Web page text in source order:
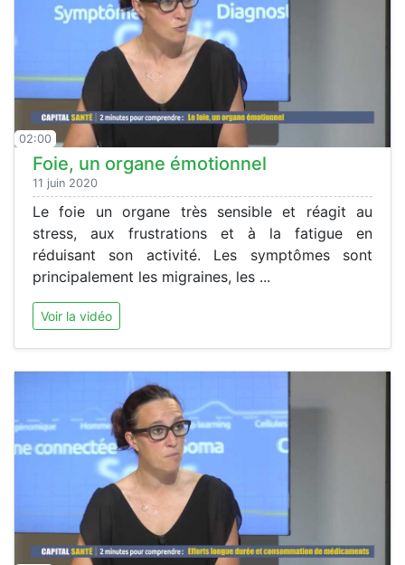
02:00
Foie, un organe émotionnel
11 juin 2020
Le foie un organe très sensible et réagit au
stress, aux frustrations et à la fatigue en
réduisant son activité. Les symptômes sont
principalement les migraines, les ...
Voir la vidéo